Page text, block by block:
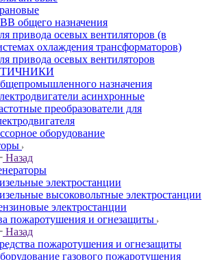
общего назначения
привода осевых вентиляторов (в
охлаждения трансформаторов)
привода осевых вентиляторов
назначения
асинхронные
преобразователи для
оборудование
Назад
электростанции
высоковольтные электростанции
электростанции
пожаротушения и огнезащиты
Назад
пожаротушения и огнезащиты
газового пожаротушения